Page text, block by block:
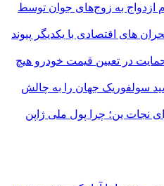
از ۸ همت وام ازدواج به زوج‌های جوان توسط
های اقتصادی با یکدیگر پیوند
در تعیین قیمت خودرو هیچ
سولفوریک جهان را به چالش
نجات ین؛ چرا پول ملی ژاپن